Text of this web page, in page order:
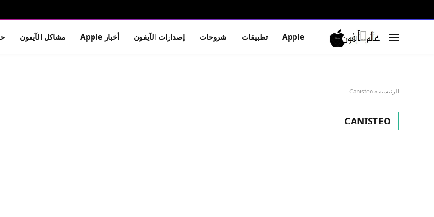
Apple تطبيقات شروحات إصدارات الآيفون أخبار Apple مشاكل الآيفون
الرئيسية »
Canisteo
CANISTEO